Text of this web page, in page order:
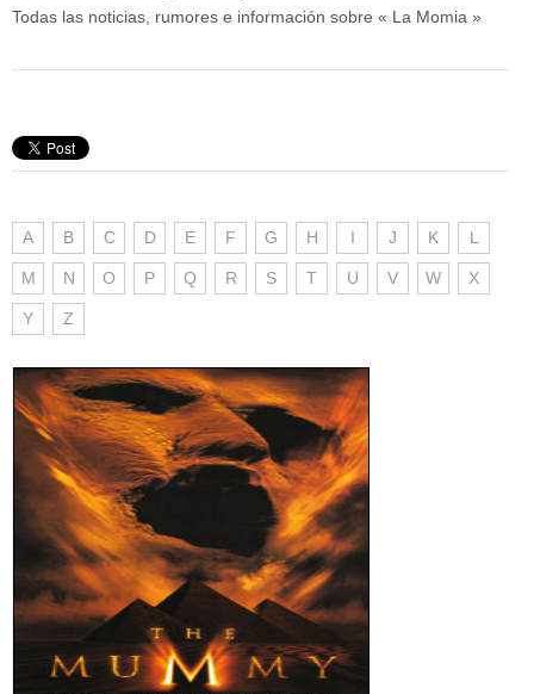
Todas las noticias, rumores e información sobre « La Momia »
A B C D E F G H I J K L
M N O P Q R S T U V W X
Y Z